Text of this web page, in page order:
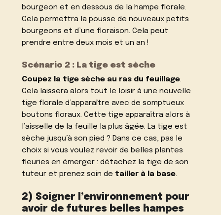
bourgeon et en dessous de la hampe florale.
Cela permettra la pousse de nouveaux petits
bourgeons et d’une floraison. Cela peut
prendre entre deux mois et un an !
Scénario 2 : La tige est sèche
Coupez la tige sèche au ras du feuillage.
Cela laissera alors tout le loisir à une nouvelle
tige florale d’apparaître avec de somptueux
boutons floraux. Cette tige apparaîtra alors à
l’aisselle de la feuille la plus âgée. La tige est
sèche jusqu’à son pied ? Dans ce cas, pas le
choix si vous voulez revoir de belles plantes
fleuries en émerger : détachez la tige de son
tuteur et prenez soin de tailler à la base.
2) Soigner l’environnement pour
avoir de futures belles hampes